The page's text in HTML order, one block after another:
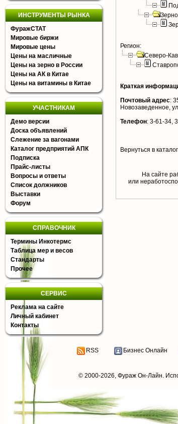
ИНСТРУМЕНТЫ РЫНКА
ФуражСТАТ
Мировые биржи
Мировые цены
Цены на масличные
Цены на зерно в России
Цены на АК в Китае
Цены на витамины в Китае
УЧАСТНИКАМ
Демо версии
Доска объявлений
Слежение за вагонами
Каталог предприятий АПК
Подписка
Прайс-листы
Вопросы и ответы
Список должников
Выставки
Форум
СПРАВОЧНИК
Термины Инкотермс
Таблица мер и весов
Стандарты
Прочее
СЕРВИС
Реклама на сайте
Личный кабинет
Контакты
Регион:
Северо-
Краткая
Почтовый адрес:
Новозаведенное,
Телефон: 3-61-34,
Вернуться в каталог
На сайте
или
RSS Бизнес Онлайн
© 2000-2026, Фураж Он-Лайн.